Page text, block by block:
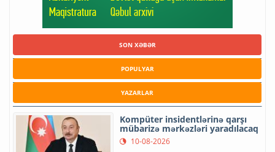
SON XƏBƏR
POPULYAR
YAZARLAR
Kompüter insidentlərinə qarşı
mübarizə mərkəzləri yaradılacaq
10-08-2026